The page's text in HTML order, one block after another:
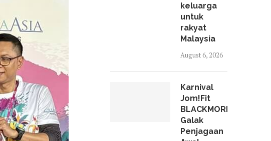
keluarga
untuk
rakyat
Malaysia
August 6, 2026
Karnival
Jom!Fit
BLACKMORES
Galak
Penjagaan